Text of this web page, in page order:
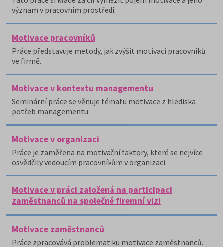
význam v pracovním prostředí.
Motivace pracovníků
Práce představuje metody, jak zvýšit motivaci pracovníků
ve firmě.
Motivace v kontextu managementu
Seminární práce se věnuje tématu motivace z hlediska
potřeb managementu.
Motivace v organizaci
Práce je zaměřena na motivační faktory, které se nejvíce
osvědčily vedoucím pracovníkům v organizaci.
Motivace v práci založená na participaci
zaměstnanců na společné firemní vizi
Motivace zaměstnanců
Práce zpracovává problematiku motivace zaměstnanců.